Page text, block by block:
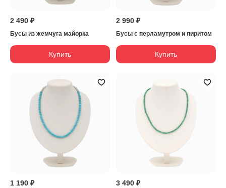
2 490 ₽
Бусы из жемчуга майорка
Купить
2 990 ₽
Бусы с перламутром и пиритом
Купить
1 190 ₽ 3 490 ₽